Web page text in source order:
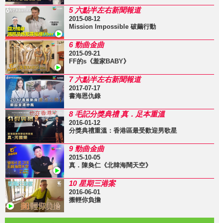
5 六點半左右新聞報道
2015-08-12
Mission Impossible 破繭行動
6 勁曲金曲
2015-09-21
FF的s《羞家BABY》
7 六點半左右新聞報道
2017-07-17
書海恩仇錄
8 毛記分獎典禮 真．足本重溫
2016-01-12
分獎典禮重溫：香港區最受歡迎男歌星
9 勁曲金曲
2015-10-05
真．陳奐仁《北韓海闊天空》
10 星期三港案
2016-06-01
搬輕你負擔